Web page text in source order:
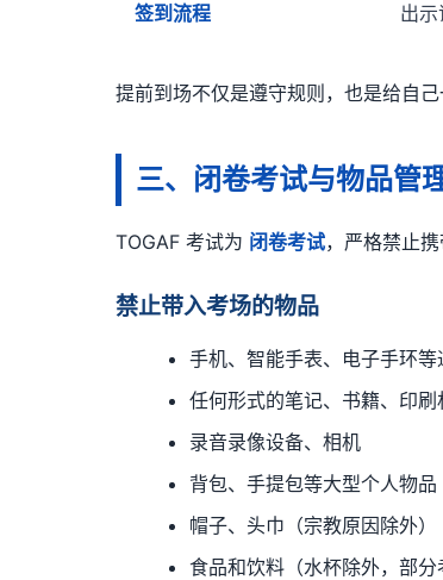
签到流程 出
提前到场不仅是遵守规则，也是给自
三、闭卷考试与物品管
TOGAF 考试为 闭卷考试，严格禁止
禁止带入考场的物品
手机、智能手表、电子手环等
任何形式的笔记、书籍、印刷
录音录像设备、相机
背包、手提包等大型个人物品
帽子、头巾（宗教原因除外）
食品和饮料（水杯除外，部分